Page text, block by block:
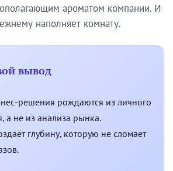
ароматом компании. И
наполняет комнату.
вывод
решения рождаются из личного
а не из анализа рынка.
глубину, которую не сломает